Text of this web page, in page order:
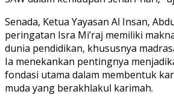
Senada, Ketua Yayasan Al Insan,
peringatan Isra Mi’raj memiliki
dunia pendidikan, khususnya
Ia menekankan pentingnya
fondasi utama dalam membentuk
muda yang berakhlakul karimah.